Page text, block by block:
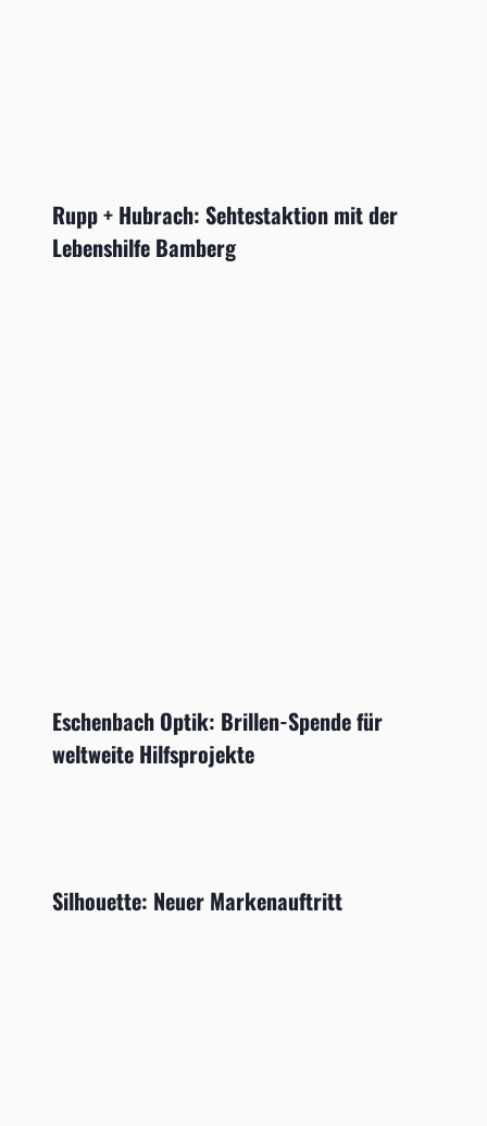
Rupp + Hubrach: Sehtestaktion mit der
Lebenshilfe Bamberg
Eschenbach Optik: Brillen-Spende für
weltweite Hilfsprojekte
Silhouette: Neuer Markenauftritt